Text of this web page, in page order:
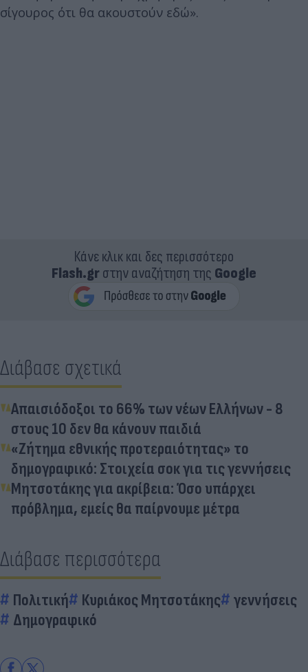
σίγουρος ότι θα ακουστούν εδώ».
Κάνε κλικ και δες περισσότερο
Flash.grστην αναζήτηση της Google
Διάβασε σχετικά
Απαισιόδοξοι το 66% των νέων Ελλήνων - 8
στους 10 δεν θα κάνουν παιδιά
«Ζήτημα εθνικής προτεραιότητας» το
δημογραφικό: Στοιχεία σοκ για τις γεννήσεις
Μητσοτάκης για ακρίβεια: Όσο υπάρχει
πρόβλημα, εμείς θα παίρνουμε μέτρα
Διάβασε περισσότερα
Πολιτική Κυριάκος Μητσοτάκης
γεννήσεις
Δημογραφικό